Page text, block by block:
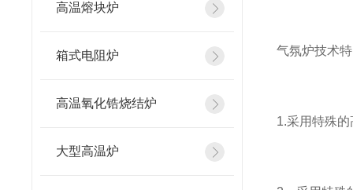
高温熔块炉
箱式电阻炉
高温氧化锆烧结炉
大型高温炉
气氛炉技术
1.采用特殊